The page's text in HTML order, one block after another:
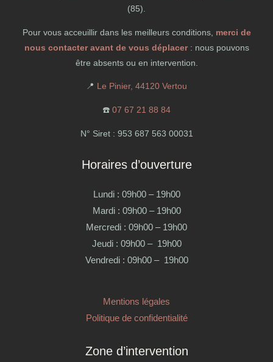
(85).
Pour vous acceuillir dans les meilleurs conditions, merci de
nous contacter avant de vous déplacer: nous pouvons
être absents ou en intervention.
📍 Le Pinier, 44120 Vertou
☎️ 07 67 21 88 84
N° Siret : 953 687 563 00031
Horaires d’ouverture
Lundi : 09h00 – 19h00
Mardi : 09h00 – 19h00
Mercredi : 09h00 – 19h00
Jeudi : 09h00 – 19h00
Vendredi : 09h00 – 19h00
Mentions légales
Politique de confidentialité
Zone d’intervention